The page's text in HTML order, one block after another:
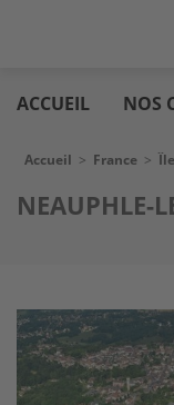
au
contenu
immo
ACCUEIL NOS
Fil d'Ariane
Accueil > France >
NEAUPHLE-
Image